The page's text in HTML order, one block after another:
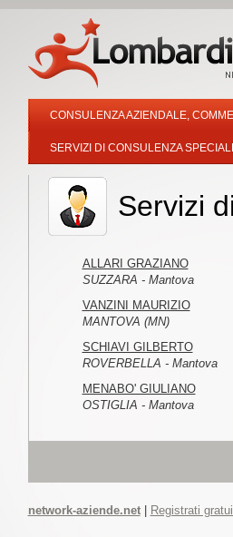
CONSULENZA AZIENDALE,
SERVIZI DI CONSULENZA
Servizi
ALLARI GRAZIANO
SUZZARA - Mantova
VANZINI MAURIZIO
MANTOVA (MN)
SCHIAVI GILBERTO
ROVERBELLA - Mantova
MENABO' GIULIANO
OSTIGLIA - Mantova
network-aziende.net| Registrati